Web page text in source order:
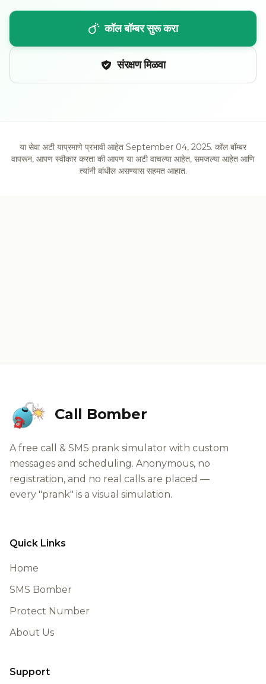
कॉल बॉम्बर सुरू करा
संरक्षण मिळवा
या सेवा अटी याप्रमाणे प्रभावी आहेत September 04, 2025. कॉल बॉम्बर
वापरून, आपण स्वीकार करता की आपण या अटी वाचल्या आहेत, समजल्या आहेत आणि
त्यांनी बांधील असण्यास सहमत आहात.
Call Bomber
A free call & SMS prank simulator with custom
messages and scheduling. Anonymous, no
registration, and no real calls are placed —
every "prank" is a visual simulation.
Quick Links
Home
SMS Bomber
Protect Number
About Us
Support